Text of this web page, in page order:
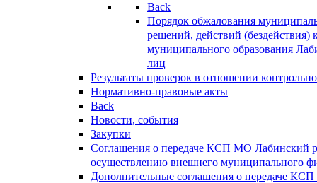
Back
Порядок обжалования
решений, действий (бездействия)
муниципального образования
лиц
Результаты проверок в отношении
Нормативно-правовые акты
Back
Новости, события
Закупки
Соглашения о передаче КСП МО Лабинский
осуществлению внешнего муниципального
Дополнительные соглашения о передаче